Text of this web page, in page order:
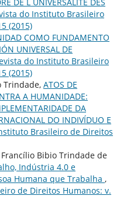
DE L UNIVERSALITÉ DES
do Instituto Brasileiro
(2015)
COMO FUNDAMENTO
UNIVERSAL DE
do Instituto Brasileiro
(2015)
Trindade, ATOS DE
A HUMANIDADE:
DA
DO INDIVÍDUO E
Brasileiro de Direitos
Bibio Trindade de
Indústria 4.0 e
Humana que Trabalha ,
de Direitos Humanos: v.